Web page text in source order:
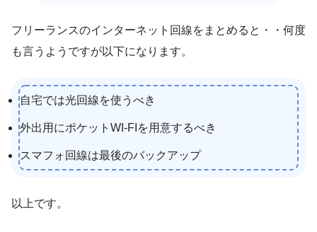
フリーランスのインターネット回線をまとめると・・何度
も言うようですが以下になります。
自宅では光回線を使うべき
外出用にポケットWI-FIを用意するべき
スマフォ回線は最後のバックアップ
以上です。